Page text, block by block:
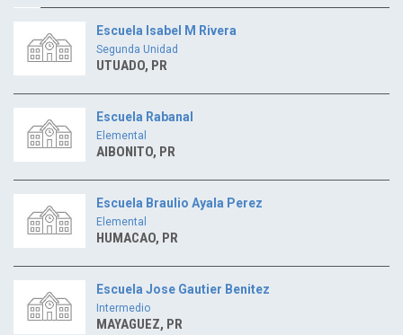
Escuela Isabel M Rivera
Segunda Unidad
UTUADO, PR
Escuela Rabanal
Elemental
AIBONITO, PR
Escuela Braulio Ayala Perez
Elemental
HUMACAO, PR
Escuela Jose Gautier Benitez
Intermedio
MAYAGUEZ, PR